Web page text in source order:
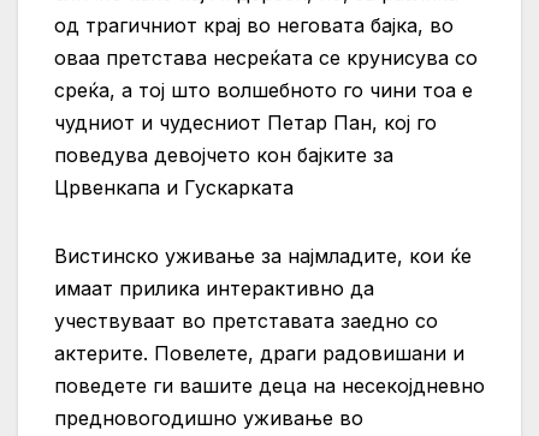
од трагичниот крај во неговата бајка, во
оваа претстава несреќата се крунисува со
среќа, а тој што волшебното го чини тоа е
чудниот и чудесниот Петар Пан, кој го
поведува девојчето кон бајките за
Црвенкапа и Гускарката
Вистинско уживање за најмладите, кои ќе
имаат прилика интерактивно да
учествуваат во претставата заедно со
актерите. Повелете, драги радовишани и
поведете ги вашите деца на несекојдневно
предновогодишно уживање во